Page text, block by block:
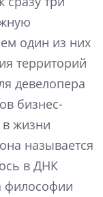
один из них
территорий
девелопера
бизнес-
в жизни
называется
в ДНК
философии